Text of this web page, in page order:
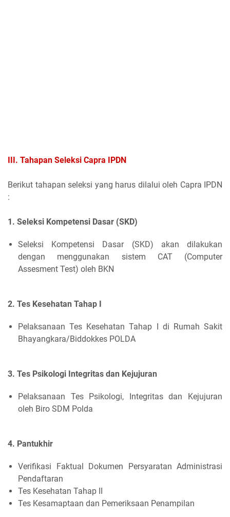
III. Tahapan Seleksi Capra IPDN
Berikut tahapan seleksi yang harus dilalui oleh Capra IPDN
:
1. Seleksi Kompetensi Dasar (SKD)
Seleksi Kompetensi Dasar (SKD) akan dilakukan
dengan menggunakan sistem CAT (Computer
Assesment Test) oleh BKN
2. Tes Kesehatan Tahap I
Pelaksanaan Tes Kesehatan Tahap I di Rumah Sakit
Bhayangkara/Biddokkes POLDA
3. Tes Psikologi Integritas dan Kejujuran
Pelaksanaan Tes Psikologi, Integritas dan Kejujuran
oleh Biro SDM Polda
4. Pantukhir
Verifikasi Faktual Dokumen Persyaratan Administrasi
Pendaftaran
Tes Kesehatan Tahap II
Tes Kesamaptaan dan Pemeriksaan Penampilan